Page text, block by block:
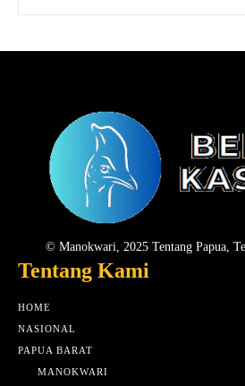
© Manokwari, 2025 Tentang Papua,
Tentang Kami
HOME
NASIONAL
PAPUA BARAT
MANOKWARI